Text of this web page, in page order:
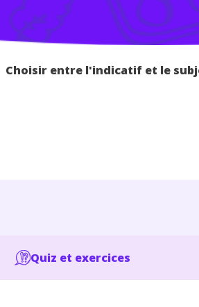
Choisir entre l'indicatif et le
Quiz et exercices